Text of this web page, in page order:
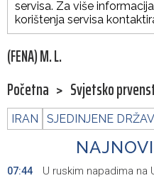
servisa. Za više
korištenja servisa
(FENA) M. L.
Početna > Svjetsko
IRAN SJEDINJENE
07:44 U ruskim napadima na